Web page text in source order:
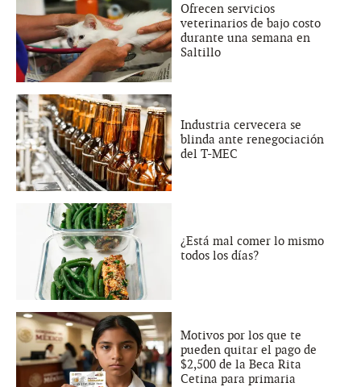
Ofrecen servicios
veterinarios de bajo costo
durante una semana en
Saltillo
Industria cervecera se
blinda ante renegociación
del T-MEC
¿Está mal comer lo mismo
todos los días?
Motivos por los que te
pueden quitar el pago de
$2,500 de la Beca Rita
Cetina para primaria